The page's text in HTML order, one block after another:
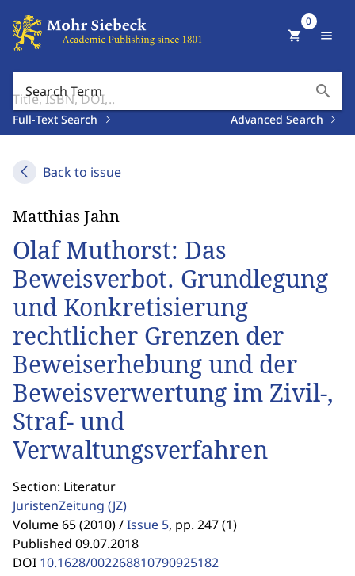
Search Term search
Full-Text Search Advanced Search
shopping_cart
0
menu
Back to issue
Matthias Jahn
Olaf Muthorst: Das
Beweisverbot. Grundlegung
und Konkretisierung
rechtlicher Grenzen der
Beweiserhebung und der
Beweisverwertung im Zivil-,
Straf- und
Verwaltungsverfahren
Section: Literatur
JuristenZeitung (JZ)
Volume 65 (2010) /Issue 5, pp. 247 (1)
Published 09.07.2018
DOI 10.1628/002268810790925182